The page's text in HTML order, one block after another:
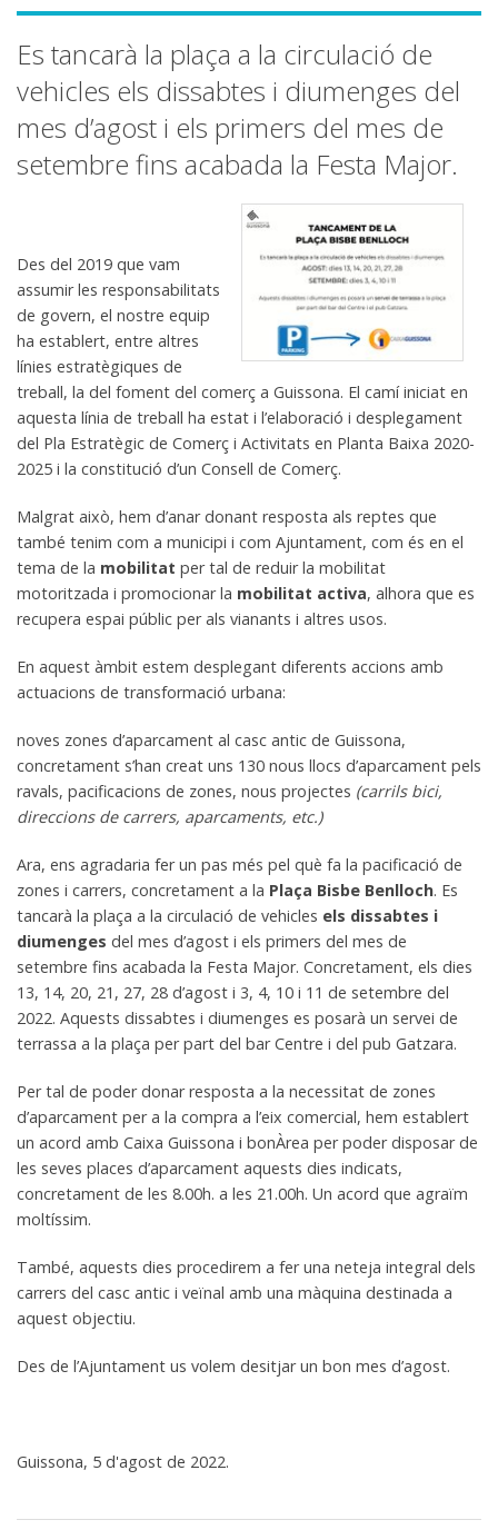
Es tancarà la plaça a la circulació de
vehicles els dissabtes i diumenges del
mes d’agost i els primers del mes de
setembre fins acabada la Festa Major.
Des del 2019 que vam
assumir les responsabilitats
de govern, el nostre equip
ha establert, entre altres
línies estratègiques de
treball, la del foment del comerç a Guissona. El camí iniciat en
aquesta línia de treball ha estat i l’elaboració i desplegament
del Pla Estratègic de Comerç i Activitats en Planta Baixa 2020-
2025 i la constitució d’un Consell de Comerç.
Malgrat això, hem d’anar donant resposta als reptes que
també tenim com a municipi i com Ajuntament, com és en el
tema de la mobilitat per tal de reduir la mobilitat
motoritzada i promocionar la mobilitat activa, alhora que es
recupera espai públic per als vianants i altres usos.
En aquest àmbit estem desplegant diferents accions amb
actuacions de transformació urbana:
noves zones d’aparcament al casc antic de Guissona,
concretament s’han creat uns 130 nous llocs d’aparcament pels
ravals, pacificacions de zones, nous projectes (carrils bici,
direccions de carrers, aparcaments, etc.)
Ara, ens agradaria fer un pas més pel què fa la pacificació de
zones i carrers, concretament a la Plaça Bisbe Benlloch. Es
tancarà la plaça a la circulació de vehicles els dissabtes i
diumenges del mes d’agost i els primers del mes de
setembre fins acabada la Festa Major. Concretament, els dies
13, 14, 20, 21, 27, 28 d’agost i 3, 4, 10 i 11 de setembre del
2022. Aquests dissabtes i diumenges es posarà un servei de
terrassa a la plaça per part del bar Centre i del pub Gatzara.
Per tal de poder donar resposta a la necessitat de zones
d’aparcament per a la compra a l’eix comercial, hem establert
un acord amb Caixa Guissona i bonÀrea per poder disposar de
les seves places d’aparcament aquests dies indicats,
concretament de les 8.00h. a les 21.00h. Un acord que agraïm
moltíssim.
També, aquests dies procedirem a fer una neteja integral dels
carrers del casc antic i veïnal amb una màquina destinada a
aquest objectiu.
Des de l’Ajuntament us volem desitjar un bon mes d’agost.
Guissona, 5 d'agost de 2022.